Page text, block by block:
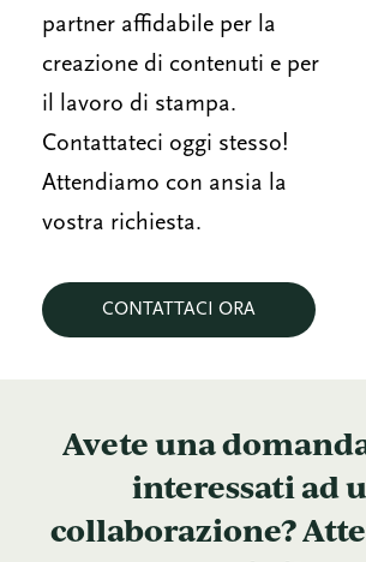
partner affidabile per la
creazione di contenuti e per
il lavoro di stampa.
Contattateci oggi stesso!
Attendiamo con ansia la
vostra richiesta.
CONTATTACI ORA
Avete una
interessati ad
collaborazione?